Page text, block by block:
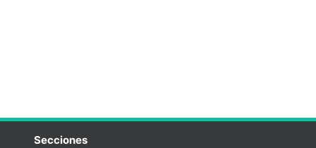
Secciones